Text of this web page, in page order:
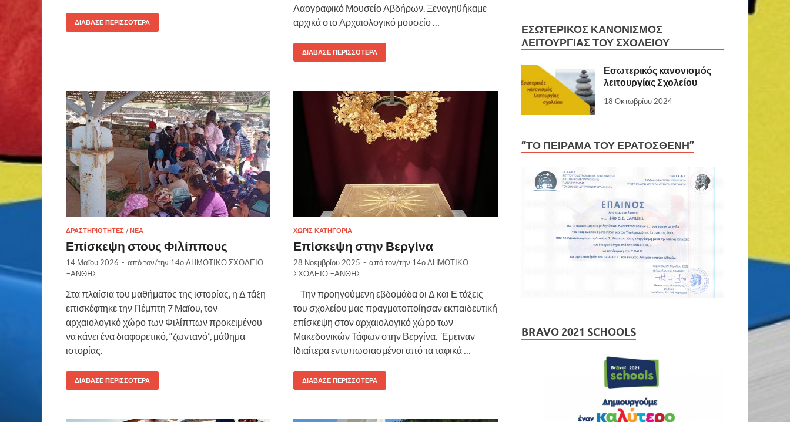
ΔΙΆΒΑΣΕ ΠΕΡΙΣΣΌΤΕΡΑ
Λαογραφικό Μουσείο Αβδήρων. Ξεναγηθήκαμε
αρχικά στο Αρχαιολογικό μουσείο …
ΔΙΆΒΑΣΕ ΠΕΡΙΣΣΌΤΕΡΑ
ΔΡΑΣΤΗΡΙΌΤΗΤΕΣ /ΝΈΑ
Επίσκεψη στους Φιλίππους
14 Μαΐου 2026 - από τον/την 14ο ΔΗΜΟΤΙΚΟ ΣΧΟΛΕΙΟ
ΞΑΝΘΗΣ
Στα πλαίσια του μαθήματος της ιστορίας, η Δ τάξη
επισκέφτηκε την Πέμπτη 7 Μαϊου, τον
αρχαιολογικό χώρο των Φιλίππων προκειμένου
να κάνει ένα διαφορετικό, “ζωντανό”, μάθημα
ιστορίας.
ΔΙΆΒΑΣΕ ΠΕΡΙΣΣΌΤΕΡΑ
ΧΩΡΊΣ ΚΑΤΗΓΟΡΊΑ
Επίσκεψη στην Βεργίνα
28 Νοεμβρίου 2025 - από τον/την 14ο ΔΗΜΟΤΙΚΟ
ΣΧΟΛΕΙΟ ΞΑΝΘΗΣ
Την προηγούμενη εβδομάδα οι Δ και Ε τάξεις
του σχολείου μας πραγματοποίησαν εκπαιδευτική
επίσκεψη στον αρχαιολογικό χώρο των
Μακεδονικών Τάφων στην Βεργίνα. Έμειναν
Ιδιαίτερα εντυπωσιασμένοι από τα ταφικά …
ΔΙΆΒΑΣΕ ΠΕΡΙΣΣΌΤΕΡΑ
ΕΣΩΤΕΡΙΚΌΣ ΚΑΝΟΝΙΣΜΌΣ
ΛΕΙΤΟΥΡΓΊΑΣ ΤΟΥ ΣΧΟΛΕΊΟΥ
Εσωτερικός κανονισμός
λειτουργίας Σχολείου
18 Οκτωβρίου 2024
“ΤΟ ΠΕΙΡΑΜΑ ΤΟΥ ΕΡΑΤΟΣΘΕΝΗ”
BRAVO 2021 SCHOOLS